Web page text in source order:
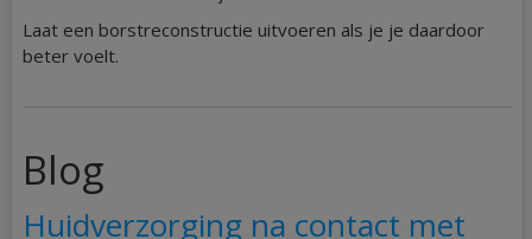
Laat een borstreconstructie uitvoeren als je je daardoor
beter voelt.
Blog
Huidverzorging na contact met